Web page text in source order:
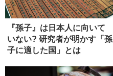
『孫子』は日本人に向いて
いない? 研究者が明かす「孫
子に適した国」とは